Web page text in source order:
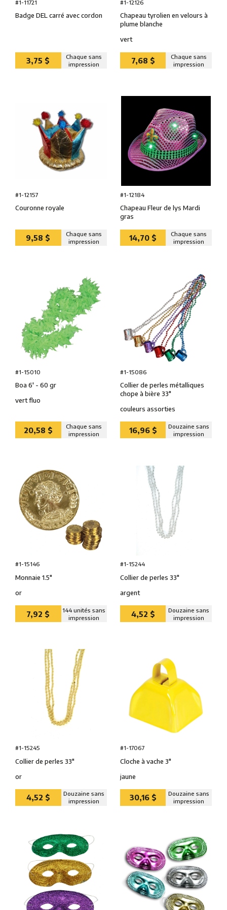
#1-11721
Badge DEL carré avec cordon
3,75 $
Chaque sans
impression
#1-12126
Chapeau tyrolien en velours à
plume blanche
vert
7,68 $
Chaque sans
impression
#1-12157
Couronne royale
9,58 $
Chaque sans
impression
#1-12184
Chapeau Fleur de lys Mardi
gras
14,70 $
Chaque sans
impression
#1-15010
Boa 6' - 60 gr
vert fluo
20,58 $
Chaque sans
impression
#1-15086
Collier de perles métalliques
chope à bière 33″
couleurs assorties
16,96 $
Douzaine sans
impression
#1-15146
Monnaie 1.5″
or
7,92 $
144 unités sans
impression
#1-15244
Collier de perles 33″
argent
4,52 $
Douzaine sans
impression
#1-15245
Collier de perles 33″
or
4,52 $
Douzaine sans
impression
#1-17067
Cloche à vache 3″
jaune
30,16 $
Douzaine sans
impression